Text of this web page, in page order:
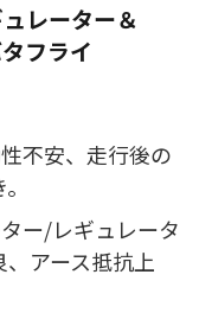
レーター＆
フライ
不安、走行後の
ー/レギュレータ
アース抵抗上